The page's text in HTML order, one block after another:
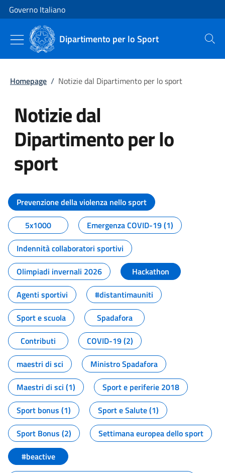
Vai al contenuto
Vai alla navigazione del sito
Governo Italiano
Dipartimento per lo Sport Cerca
Homepage / Notizie dal Dipartimento per lo sport
Notizie dal
Dipartimento per lo
sport
Tutti i contenuti della pagina
Prevenzione della violenza nello sport
5x1000
Emergenza COVID-19 (1)
Indennità collaboratori sportivi
Olimpiadi invernali 2026
Hackathon
Agenti sportivi
#distantimauniti
Sport e scuola
Spadafora
Contributi
COVID-19 (2)
maestri di sci
Ministro Spadafora
Maestri di sci (1)
Sport e periferie 2018
Sport bonus (1)
Sport e Salute (1)
Sport Bonus (2)
Settimana europea dello sport
#beactive